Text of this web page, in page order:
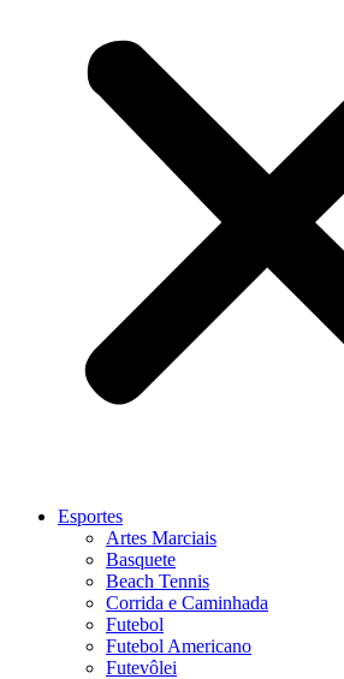
Esportes
Artes Marciais
Basquete
Beach Tennis
Corrida e Caminhada
Futebol
Futebol Americano
Futevôlei